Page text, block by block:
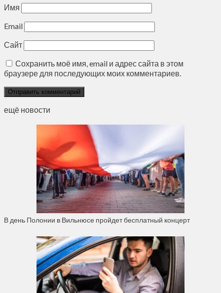
Имя
Email
Сайт
Сохранить моё имя, email и адрес сайта в этом
браузере для последующих моих комментариев.
ещё новости
В день Полонии в Вильнюсе пройдет бесплатный концерт